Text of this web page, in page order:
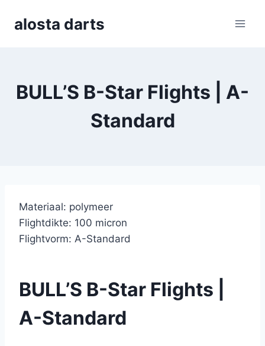
alosta darts
BULL’S B-Star Flights | A-
Standard
Materiaal: polymeer
Flightdikte: 100 micron
Flightvorm: A-Standard
BULL’S B-Star Flights |
A-Standard